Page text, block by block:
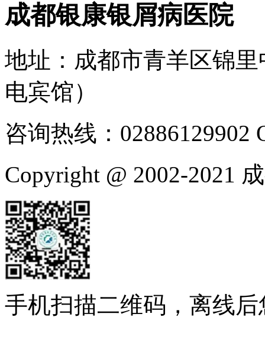
成都银康银屑病医院
地址：成都市青羊区锦
电宾馆）
咨询热线：02886129902
Copyright @ 2002-2021
手机扫描二维码，离线